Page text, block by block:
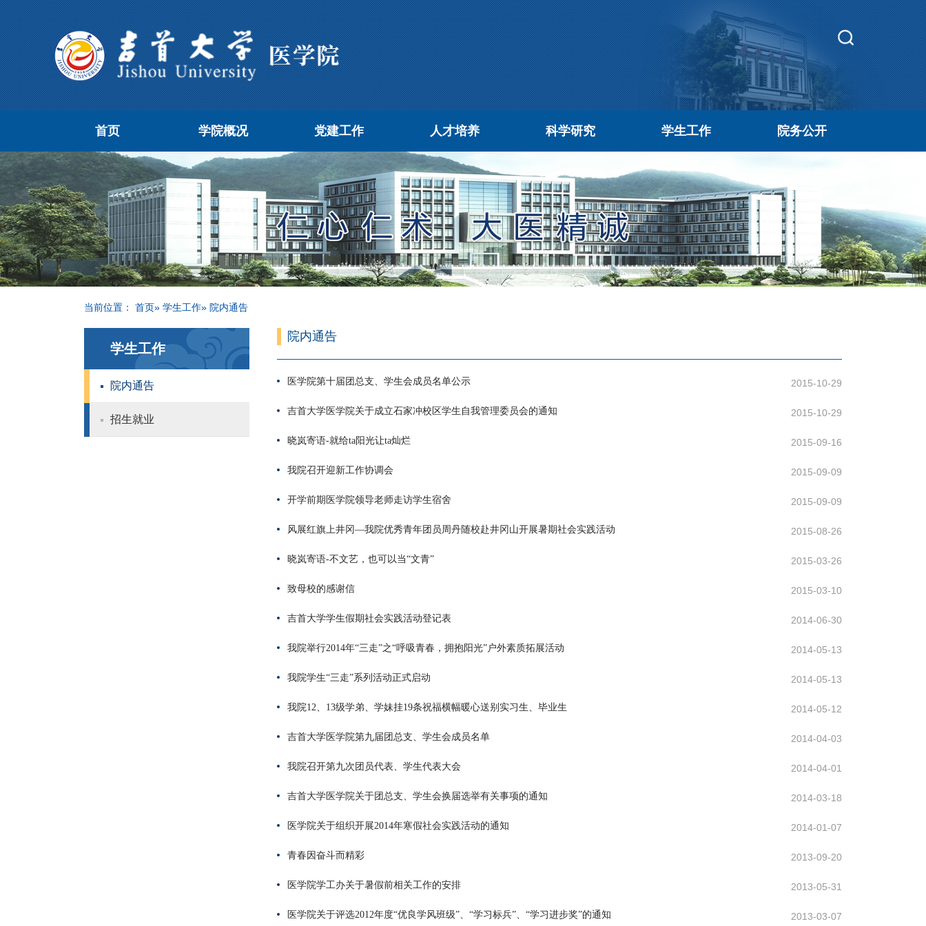
首页 学院概况 党建工作 人才培养 科学研究 学生工作 院务公开
当前位置： 首页» 学生工作» 院内通告
学生工作
院内通告
招生就业
院内通告
医学院第十届团总支、学生会成员名单公示 2015-10-29
吉首大学医学院关于成立石家冲校区学生自我管理委员会的通知 2015-10-29
晓岚寄语-就给ta阳光让ta灿烂 2015-09-16
我院召开迎新工作协调会 2015-09-09
开学前期医学院领导老师走访学生宿舍 2015-09-09
风展红旗上井冈—我院优秀青年团员周丹随校赴井冈山开展暑期社会实践活动 2015-08-26
晓岚寄语-不文艺，也可以当“文青” 2015-03-26
致母校的感谢信 2015-03-10
吉首大学学生假期社会实践活动登记表 2014-06-30
我院举行2014年“三走”之“呼吸青春，拥抱阳光”户外素质拓展活动 2014-05-13
我院学生“三走”系列活动正式启动 2014-05-13
我院12、13级学弟、学妹挂19条祝福横幅暖心送别实习生、毕业生 2014-05-12
吉首大学医学院第九届团总支、学生会成员名单 2014-04-03
我院召开第九次团员代表、学生代表大会 2014-04-01
吉首大学医学院关于团总支、学生会换届选举有关事项的通知 2014-03-18
医学院关于组织开展2014年寒假社会实践活动的通知 2014-01-07
青春因奋斗而精彩 2013-09-20
医学院学工办关于暑假前相关工作的安排 2013-05-31
医学院关于评选2012年度“优良学风班级”、“学习标兵”、“学习进步奖”的通知 2013-03-07